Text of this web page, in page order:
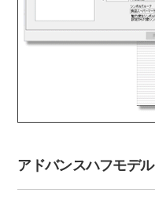
アドバンスハフモデル